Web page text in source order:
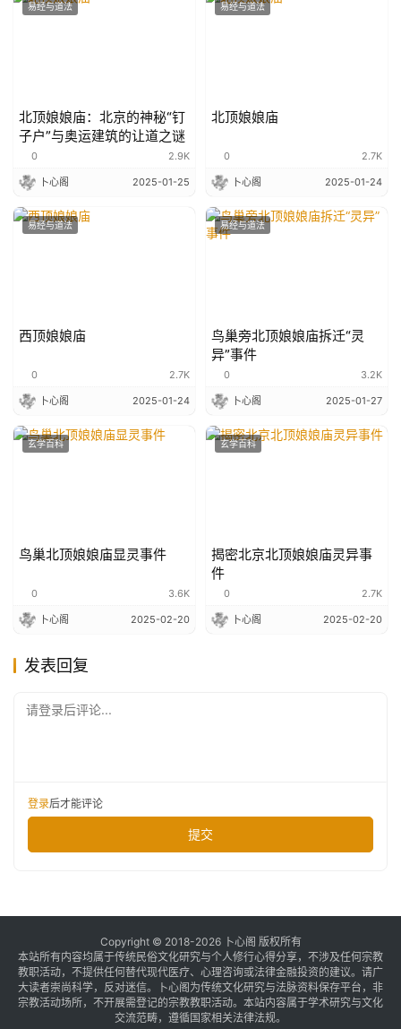
易经与道法
北顶娘娘庙：北京的神秘“钉
子户”与奥运建筑的让道之谜
0 2.9K
卜心阁 2025-01-25
易经与道法
北顶娘娘庙
0 2.7K
卜心阁 2025-01-24
易经与道法
西顶娘娘庙
0 2.7K
卜心阁 2025-01-24
易经与道法
鸟巢旁北顶娘娘庙拆迁“灵
异”事件
0 3.2K
卜心阁 2025-01-27
玄学百科
鸟巢北顶娘娘庙显灵事件
0 3.6K
卜心阁 2025-02-20
玄学百科
揭密北京北顶娘娘庙灵异事
件
0 2.7K
卜心阁 2025-02-20
发表回复
请登录后评论...
登录后才能评论
提交
Copyright © 2018-2026 卜心阁 版权所有
本站所有内容均属于传统民俗文化研究与个人修行心得分享，不涉及任何宗教
教职活动，不提供任何替代现代医疗、心理咨询或法律金融投资的建议。请广
大读者崇尚科学，反对迷信。卜心阁为传统文化研究与法脉资料保存平台，非
宗教活动场所，不开展需登记的宗教教职活动。本站内容属于学术研究与文化
交流范畴，遵循国家相关法律法规。